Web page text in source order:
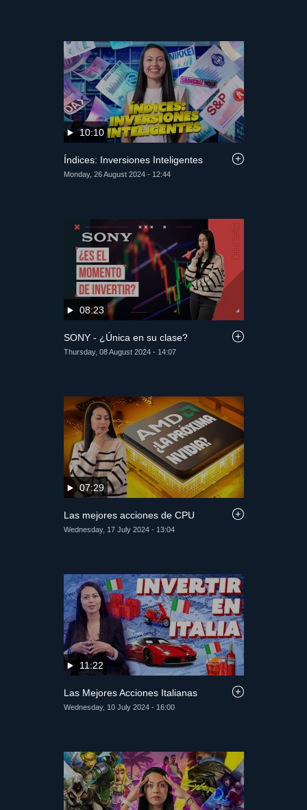
10:10
Índices: Inversiones Inteligentes
Monday, 26 August 2024 - 12:44
08:23
SONY - ¿Única en su clase?
Thursday, 08 August 2024 - 14:07
07:29
Las mejores acciones de CPU
Wednesday, 17 July 2024 - 13:04
11:22
Las Mejores Acciones Italianas
Wednesday, 10 July 2024 - 16:00